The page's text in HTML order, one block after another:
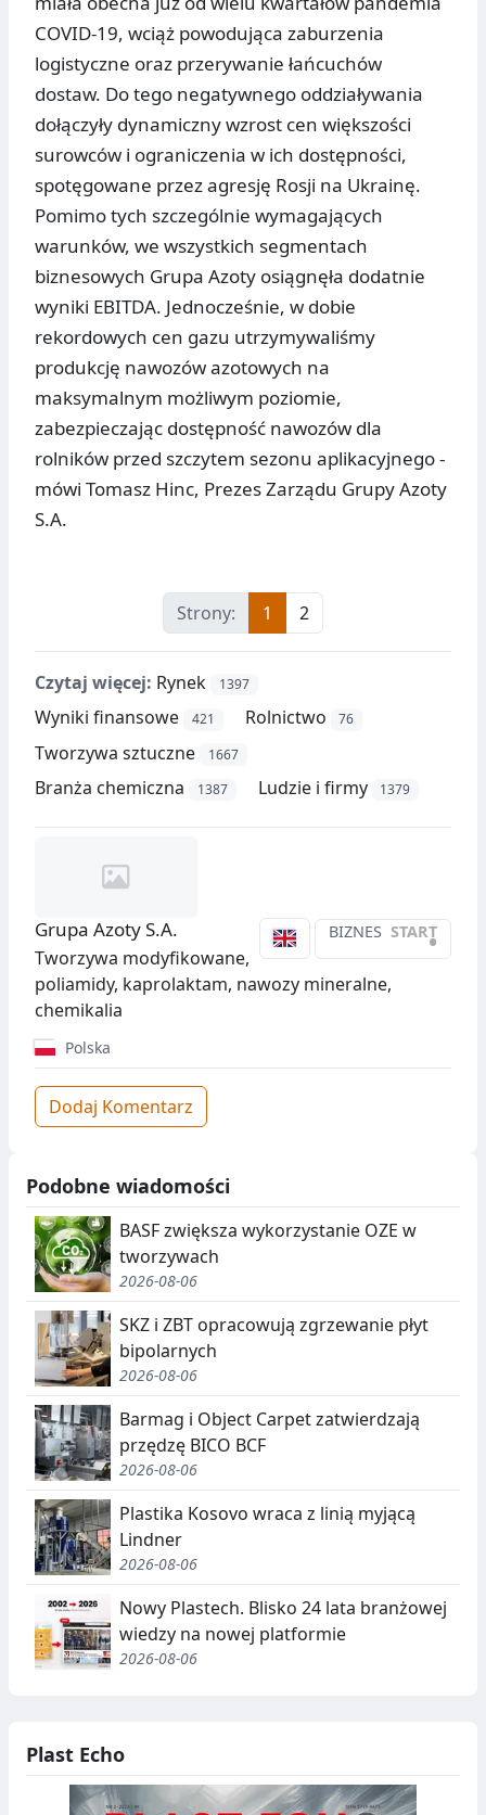
COVID-19, wciąż powodująca zaburzenia
logistyczne oraz przerywanie łańcuchów
dostaw. Do tego negatywnego oddziaływania
dołączyły dynamiczny wzrost cen większości
surowców i ograniczenia w ich dostępności,
spotęgowane przez agresję Rosji na Ukrainę.
Pomimo tych szczególnie wymagających
warunków, we wszystkich segmentach
biznesowych Grupa Azoty osiągnęła dodatnie
wyniki EBITDA. Jednocześnie, w dobie
rekordowych cen gazu utrzymywaliśmy
produkcję nawozów azotowych na
maksymalnym możliwym poziomie,
zabezpieczając dostępność nawozów dla
rolników przed szczytem sezonu aplikacyjnego -
mówi Tomasz Hinc, Prezes Zarządu Grupy Azoty
S.A.
Strony: 1 2
Czytaj więcej: Rynek 1397
Wyniki finansowe 421 Rolnictwo 76
Tworzywa sztuczne 1667
Branża chemiczna 1387 Ludzie i firmy 1379
BIZNES START
•
Grupa Azoty S.A.
Tworzywa modyfikowane,
poliamidy, kaprolaktam, nawozy mineralne,
chemikalia
Polska
Dodaj Komentarz
Podobne wiadomości
BASF zwiększa wykorzystanie OZE w
tworzywach
2026-08-06
SKZ i ZBT opracowują zgrzewanie płyt
bipolarnych
2026-08-06
Barmag i Object Carpet zatwierdzają
przędzę BICO BCF
2026-08-06
Plastika Kosovo wraca z linią myjącą
Lindner
2026-08-06
Nowy Plastech. Blisko 24 lata branżowej
wiedzy na nowej platformie
2026-08-06
Plast Echo